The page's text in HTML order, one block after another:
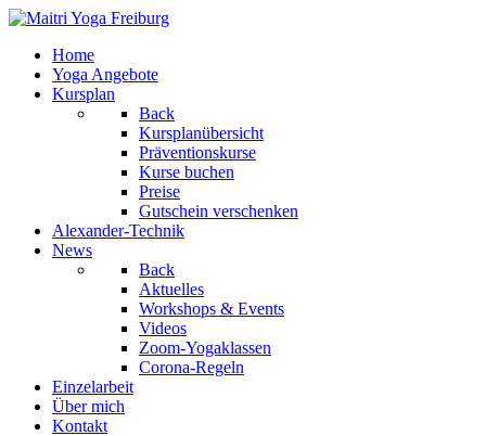
Home
Yoga Angebote
Kursplan
Back
Kursplanübersicht
Präventionskurse
Kurse buchen
Preise
Gutschein verschenken
Alexander-Technik
News
Back
Aktuelles
Workshops & Events
Videos
Zoom-Yogaklassen
Corona-Regeln
Einzelarbeit
Über mich
Kontakt